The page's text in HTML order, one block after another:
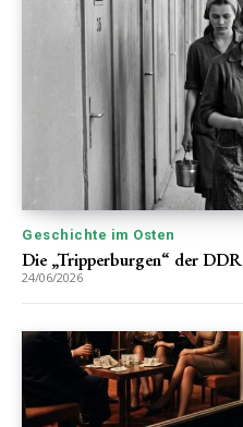
Geschichte im Osten
Die „Tripperburgen“ der DDR
24/06/2026